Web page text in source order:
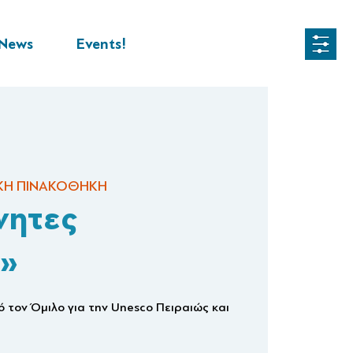
Events!
ΠΙΝΑΚΟΘΗΚΗ
Όμιλο για την Unesco Πειραιώς και